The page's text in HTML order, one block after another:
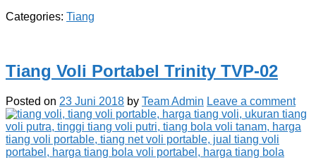
Categories: Tiang
Tiang Voli Portabel Trinity TVP-02
Posted on 23 Juni 2018 by Team Admin Leave a comment